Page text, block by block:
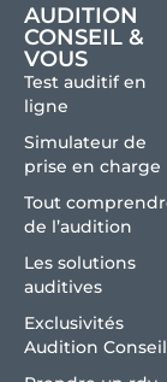
AUDITION
CONSEIL &
VOUS
Test auditif en
ligne
Simulateur de
prise en charge
Tout
de l’audition
Les solutions
auditives
Exclusivités
Audition Conseil